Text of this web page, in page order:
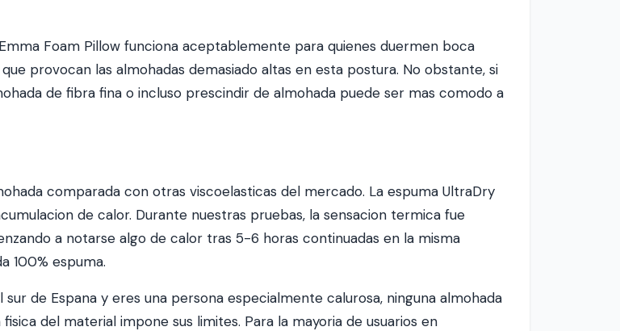
Foam Pillow funciona aceptablemente para quienes duermen boca
provocan las almohadas demasiado altas en esta postura. No obstante, si
de fibra fina o incluso prescindir de almohada puede ser mas comodo a
comparada con otras viscoelasticas del mercado. La espuma UltraDry
de calor. Durante nuestras pruebas, la sensacion termica fue
a notarse algo de calor tras 5-6 horas continuadas en la misma
100% espuma.
de Espana y eres una persona especialmente calurosa, ninguna almohada
del material impone sus limites. Para la mayoria de usuarios en